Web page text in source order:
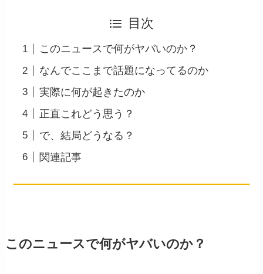
目次
このニュースで何がヤバいのか？
なんでここまで話題になってるのか
実際に何が起きたのか
正直これどう思う？
で、結局どうなる？
関連記事
このニュースで何がヤバいのか？